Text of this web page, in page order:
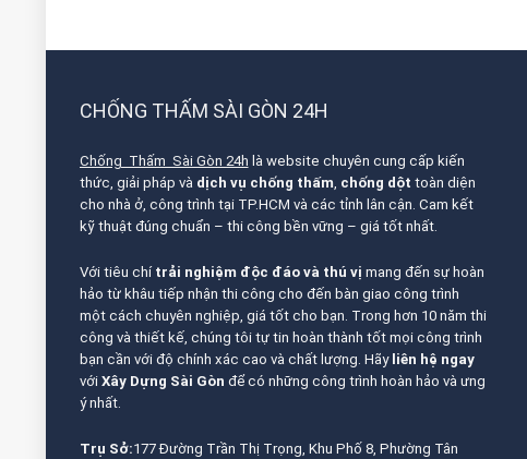
CHỐNG THẤM SÀI GÒN 24H
Chống Thấm Sài Gòn 24h là website chuyên cung cấp kiến
thức, giải pháp và dịch vụ chống thấm, chống dột toàn diện
cho nhà ở, công trình tại TP.HCM và các tỉnh lân cận. Cam kết
kỹ thuật đúng chuẩn – thi công bền vững – giá tốt nhất.
Với tiêu chí trải nghiệm độc đáo và thú vị mang đến sự hoàn
hảo từ khâu tiếp nhận thi công cho đến bàn giao công trình
một cách chuyên nghiệp, giá tốt cho bạn. Trong hơn 10 năm thi
công và thiết kế, chúng tôi tự tin hoàn thành tốt mọi công trình
bạn cần với độ chính xác cao và chất lượng. Hãy liên hệ ngay
với Xây Dựng Sài Gòn để có những công trình hoàn hảo và ưng
ý nhất.
Trụ Sở:177 Đường Trần Thị Trọng, Khu Phố 8, Phường Tân